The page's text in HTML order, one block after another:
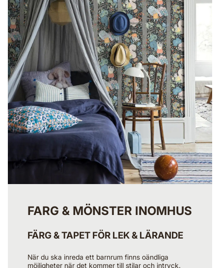
FARG & MÖNSTER INOMHUS
FÄRG & TAPET FÖR LEK & LÄRANDE
När du ska inreda ett barnrum finns oändliga
möjligheter när det kommer till stilar och intryck.